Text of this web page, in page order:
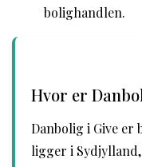
bolighandlen.
Hvor er
Danbolig i Give er
ligger i